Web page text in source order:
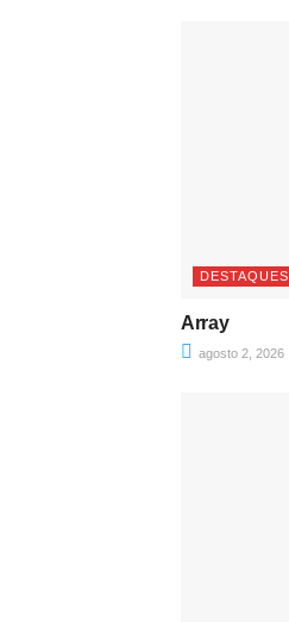
DESTAQUES
Array
agosto 2, 2026